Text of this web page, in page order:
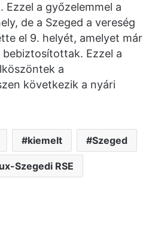
Ezzel a győzelemmel a
de a Szeged a vereség
el 9. helyét, amelyet már
Ezzel a
a
következik a nyári
kiemelt Szeged
Szegedi RSE